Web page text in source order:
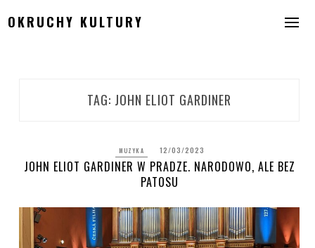
toOKRUCHY KULTURY
TAG: JOHN ELIOT GARDINER
MUZYKA 12/03/2023
JOHN ELIOT GARDINER W PRADZE. NARODOWO, ALE BEZ
PATOSU